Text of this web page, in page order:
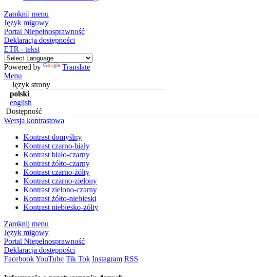
Zamknij menu
Język migowy
Portal Niepełnosprawność
Deklaracja dostępności
ETR - tekst
Powered by
Translate
Menu
Język strony
polski
english
Dostępność
Wersja kontrastowa
Kontrast domyślny
Kontrast czarno-biały
Kontrast biało-czarny
Kontrast żółto-czarny
Kontrast czarno-żółty
Kontrast czarno-zielony
Kontrast zielono-czarny
Kontrast żółto-niebieski
Kontrast niebiesko-żółty
Zamknij menu
Język migowy
Portal Niepełnosprawność
Deklaracja dostępności
FacebookYouTube Tik Tok Instagram RSS